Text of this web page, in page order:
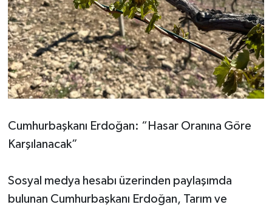
Cumhurbaşkanı Erdoğan: “Hasar Oranına Göre
Karşılanacak”
Sosyal medya hesabı üzerinden paylaşımda
bulunan Cumhurbaşkanı Erdoğan, Tarım ve